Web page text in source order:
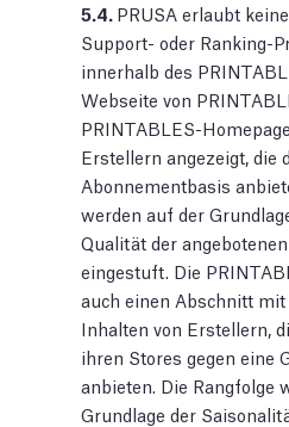
5.4. PRUSA erlaubt
Support- oder Ranking-
innerhalb des
Webseite von
PRINTABLES-
Erstellern angezeigt, die
Abonnementbasis
werden auf der
Qualität der
eingestuft. Die
auch einen Abschnitt
Inhalten von Erstellern,
ihren Stores gegen eine
anbieten. Die Rangfolge
Grundlage der